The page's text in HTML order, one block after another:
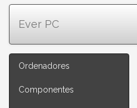
Ever PC
Ordenadores
Componentes